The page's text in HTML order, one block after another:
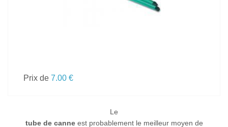
Prix de 7.00 €
Le
tube de canneest probablement le meilleur moyen de